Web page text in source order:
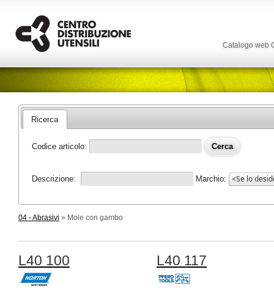
Catalogo web
Ricerca
Codice articolo:
Descrizione: Marchio:
04 - Abrasivi » Mole con gambo
L40 100 L40 117